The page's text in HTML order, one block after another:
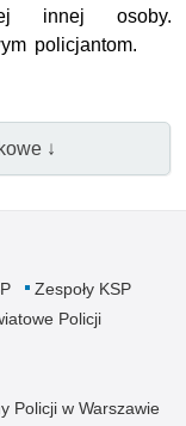
innej osoby.
policjantom.
↓
Zespoły KSP
Policji
Policji w Warszawie